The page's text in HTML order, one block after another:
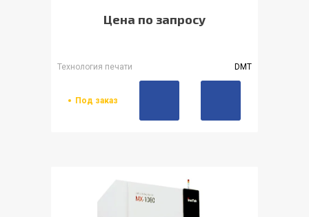
Цена по запросу
Технология печати DMT
Под заказ